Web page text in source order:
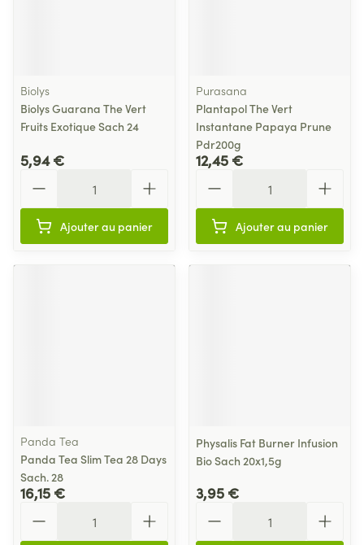
Biolys
Biolys Guarana The Vert
Fruits Exotique Sach 24
5,94 €
Ajouter au panier
Purasana
Plantapol The Vert
Instantane Papaya Prune
Pdr200g
12,45 €
Ajouter au panier
Panda Tea
Panda Tea Slim Tea 28 Days
Sach. 28
16,15 €
Physalis Fat Burner Infusion
Bio Sach 20x1,5g
3,95 €